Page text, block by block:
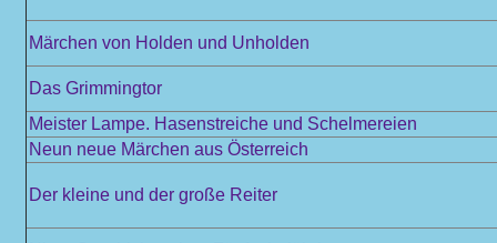
Märchen von Holden und Unholden
Das Grimmingtor
Meister Lampe. Hasenstreiche und Schelmereien
Neun neue Märchen aus Österreich
Der kleine und der große Reiter